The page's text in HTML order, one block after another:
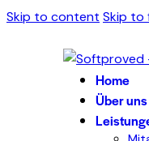
Skip to content Skip
Home
Über uns